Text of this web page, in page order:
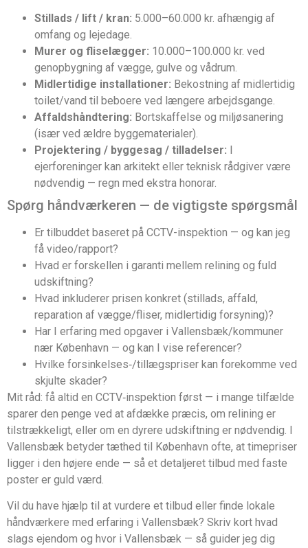
Stillads / lift / kran: 5.000–60.000 kr. afhængig af
omfang og lejedage.
Murer og fliselægger: 10.000–100.000 kr. ved
genopbygning af vægge, gulve og vådrum.
Midlertidige installationer: Bekostning af midlertidig
toilet/vand til beboere ved længere arbejdsgange.
Affaldshåndtering: Bortskaffelse og miljøsanering
(især ved ældre byggematerialer).
Projektering / byggesag / tilladelser: I
ejerforeninger kan arkitekt eller teknisk rådgiver være
nødvendig — regn med ekstra honorar.
Spørg håndværkeren — de vigtigste spørgsmål
Er tilbuddet baseret på CCTV-inspektion — og kan jeg
få video/rapport?
Hvad er forskellen i garanti mellem relining og fuld
udskiftning?
Hvad inkluderer prisen konkret (stillads, affald,
reparation af vægge/fliser, midlertidig forsyning)?
Har I erfaring med opgaver i Vallensbæk/kommuner
nær København — og kan I vise referencer?
Hvilke forsinkelses‑/tillægspriser kan forekomme ved
skjulte skader?
Mit råd: få altid en CCTV‑inspektion først — i mange tilfælde
sparer den penge ved at afdække præcis, om relining er
tilstrækkeligt, eller om en dyrere udskiftning er nødvendig. I
Vallensbæk betyder tæthed til København ofte, at timepriser
ligger i den højere ende — så et detaljeret tilbud med faste
poster er guld værd.
Vil du have hjælp til at vurdere et tilbud eller finde lokale
håndværkere med erfaring i Vallensbæk? Skriv kort hvad
slags ejendom og hvor i Vallensbæk — så guider jeg dig